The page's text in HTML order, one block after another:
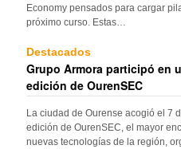
Economy pensados para cargar
próximo curso. Estas…
Destacados
Grupo Armora participó en
edición de OurenSEC
La ciudad de Ourense acogió el 7
edición de OurenSEC, el mayor
nuevas tecnologías de la región,